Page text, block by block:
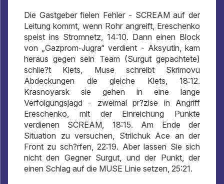
Die Gastgeber fielen Fehler - SCREAM auf der
Leitung kommt, wenn Rohr angreift, Ereschenko
speist ins Stromnetz, 14:10. Dann einen Block
von „Gazprom-Jugra“ verdient - Aksyutin, kam
heraus gegen sein Team (Surgut gepachtete)
schlie?t Klets, Muse schreibt Skrimovu
Abdeckungen die gleiche Klets, 18:12.
Krasnoyarsk sie gehen in eine lange
Verfolgungsjagd - zweimal pr?zise in Angriff
Ereschenko, mit der Einreichung Punkte
verdienen SCREAM, 18:15. Am Ende der
Situation zu versuchen, Strilchuk Ace an der
Front zu sch?rfen, 22:19. Aber lassen Sie sich
nicht den Gegner Surgut, und der Punkt, der
einen Schlag auf die MUSE Linie setzen, 25:21.